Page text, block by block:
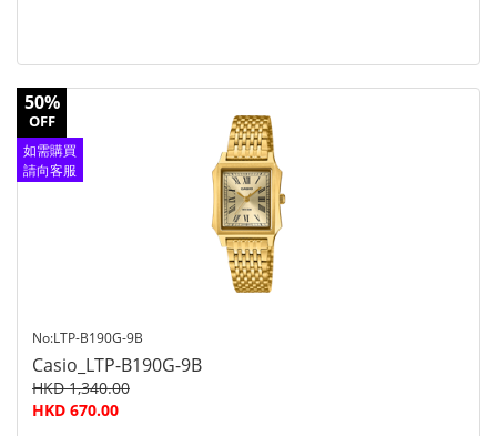
50%
OFF
如需購買
請向客服
No:LTP-B190G-9B
Casio_LTP-B190G-9B
HKD 1,340.00
HKD 670.00